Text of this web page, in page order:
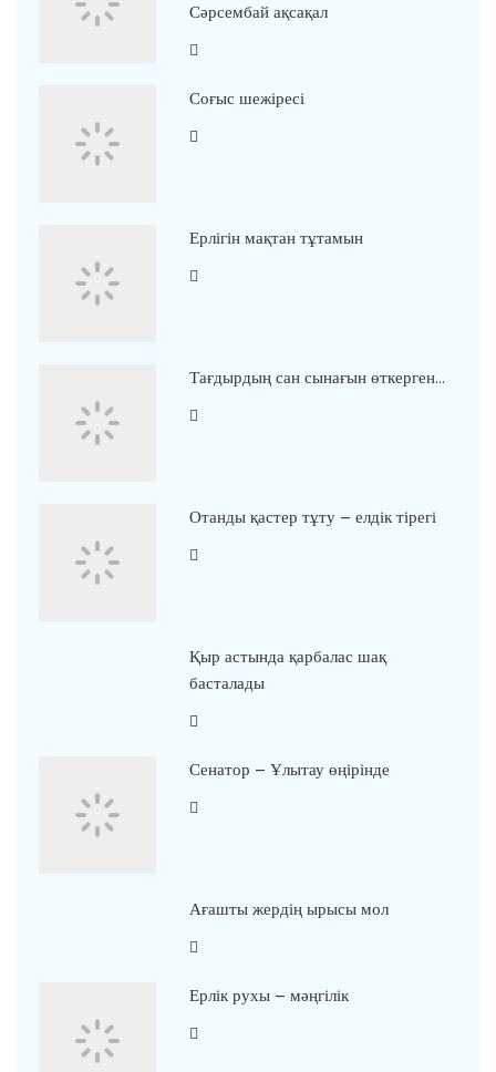
Сәрсембай ақсақал
Соғыс шежіресі
Ерлігін мақтан тұтамын
Тағдырдың сан сынағын өткерген…
Отанды қастер тұту – елдік тірегі
Қыр астында қарбалас шақ
басталады
Сенатор – Ұлытау өңірінде
Ағашты жердің ырысы мол
Ерлік рухы – мәңгілік